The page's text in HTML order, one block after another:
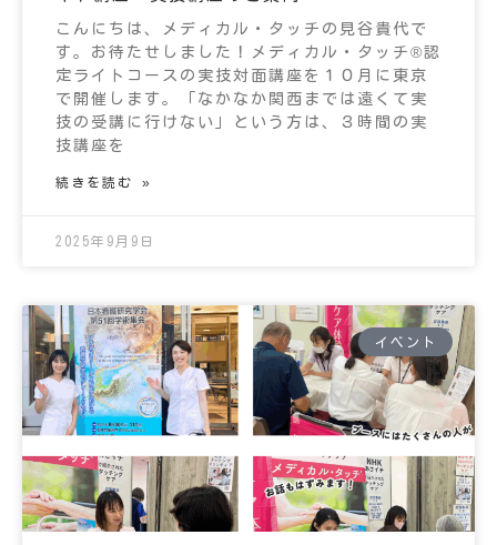
こんにちは、メディカル・タッチの見谷貴代で
す。お待たせしました！メディカル・タッチ®認
定ライトコースの実技対面講座を１０月に東京
で開催します。「なかなか関西までは遠くて実
技の受講に行けない」という方は、３時間の実
技講座を
続きを読む »
2025年9月9日
イベント